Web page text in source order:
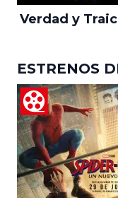
Verdad y
ESTRENOS